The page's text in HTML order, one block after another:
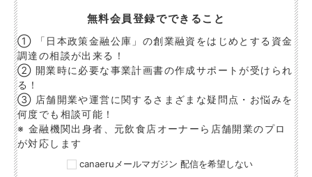
無料会員登録でできること
① 「日本政策金融公庫」の創業融資をはじめとする資金
調達の相談が出来る！
② 開業時に必要な事業計画書の作成サポートが受けられ
る！
③ 店舗開業や運営に関するさまざまな疑問点・お悩みを
何度でも相談可能！
※ 金融機関出身者、元飲食店オーナーら店舗開業のプロ
が対応します
canaeruメールマガジン 配信を希望しない